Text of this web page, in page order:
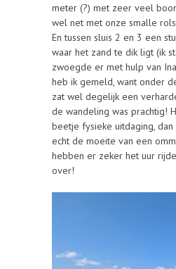
meter (?) met zeer veel
wel net met onze smalle
En tussen sluis 2 en 3 een
waar het zand te dik ligt (ik
zwoegde er met hulp van
heb ik gemeld, want onder
zat wel degelijk een
de wandeling was prachtig!
beetje fysieke uitdaging,
echt de moeite van een
hebben er zeker het uur
over!